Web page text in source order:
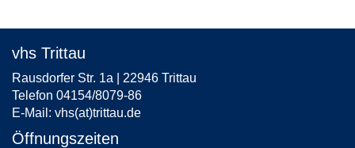
vhs Trittau
Rausdorfer Str. 1a | 22946 Trittau
Telefon 04154/8079-86
E-Mail: vhs(at)trittau.de
Öffnungszeiten